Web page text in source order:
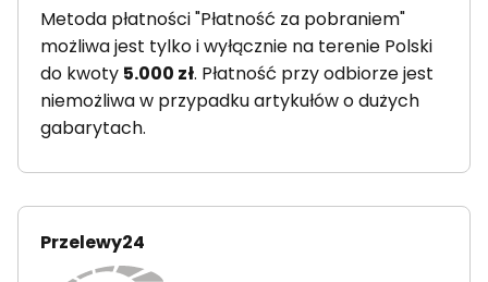
Metoda płatności "Płatność za pobraniem"
możliwa jest tylko i wyłącznie na terenie Polski
do kwoty 5.000 zł. Płatność przy odbiorze jest
niemożliwa w przypadku artykułów o dużych
gabarytach.
Przelewy24